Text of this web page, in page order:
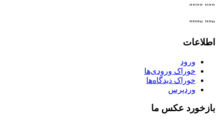
""" """"
“”” “”””
اطلاعات
ورود
خوراک ورودی‌ها
خوراک دیدگاه‌ها
وردپرس
بازخورد عکس ما